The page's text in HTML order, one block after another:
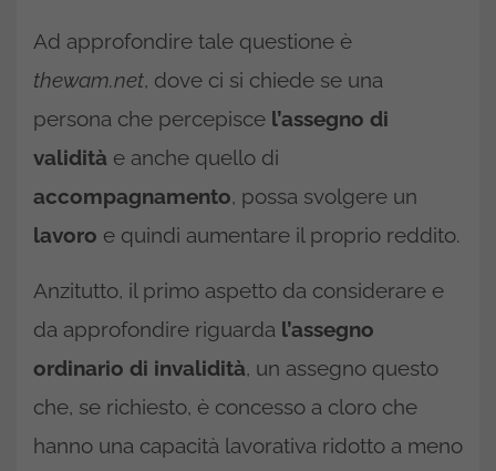
Ad approfondire tale questione è
thewam.net, dove ci si chiede se una
persona che percepisce l’assegno di
validità e anche quello di
accompagnamento, possa svolgere un
lavoro e quindi aumentare il proprio reddito.
Anzitutto, il primo aspetto da considerare e
da approfondire riguarda l’assegno
ordinario di invalidità, un assegno questo
che, se richiesto, è concesso a cloro che
hanno una capacità lavorativa ridotto a meno